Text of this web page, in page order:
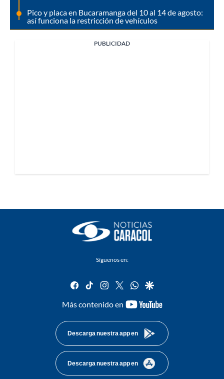
Pico y placa en Bucaramanga del 10 al 14 de agosto:
así funciona la restricción de vehículos
PUBLICIDAD
Síguenos en:
facebook
tiktok instagram
twitterwhatsapp
google
Más contenido en
youtube-
Descarga nuestra app en
Descarga nuestra app en